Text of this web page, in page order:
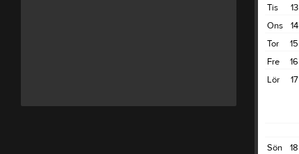
13
Tis
14
Ons
15
Tor
16
Fre
17
Lör
18
Sön